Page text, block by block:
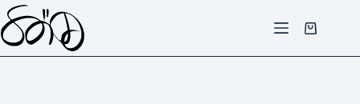
Passer
au
contenu
Panier